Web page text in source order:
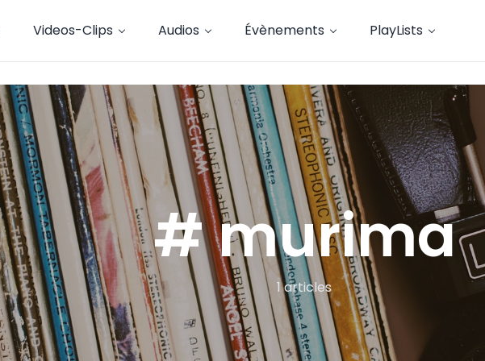
Videos-Clips Audios Évènements PlayLists
# murima
1 articles